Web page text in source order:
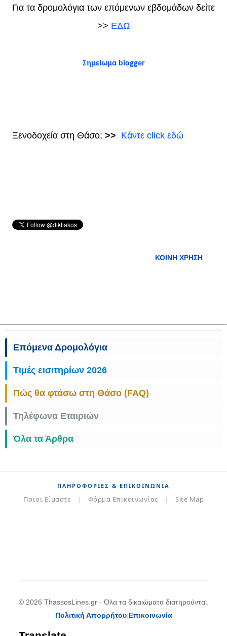
Για τα δρομολόγια των επόμενων εβδομάδων δείτε
>> ΕΔΩ
Σημείωμα blogger
Ξενοδοχεία στη Θάσο; >> Κάντε click εδώ
ΚΟΙΝΉ ΧΡΉΣΗ
Επόμενα Δρομολόγια
Τιμές εισιτηρίων 2026
Πώς θα φτάσω στη Θάσο (FAQ)
Τηλέφωνα Εταιριών
Όλα τα Άρθρα
ΠΛΗΡΟΦΟΡΊΕΣ & ΕΠΙΚΟΙΝΩΝΊΑ
Ποιοι Είμαστε | Φόρμα Επικοινωνίας | Site Map
© 2026 ThassosLines.gr - Όλα τα δικαιώματα διατηρούνται.
Πολιτική Απορρήτου|Επικοινωνία